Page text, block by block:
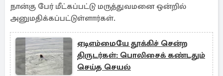
நான்கு பேர் மீட்கப்பட்டு மருத்துவமனை ஒன்றில்
அனுமதிக்கப்பட்டுள்ளார்கள்.
ஏடிஎம்மையே தூக்கிச் சென்ற
திருடர்கள்: பொலிசைக் கண்டதும்
செய்த செயல்